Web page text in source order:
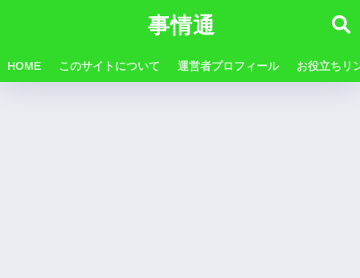
事情通
HOME このサイトについて 運営者プロフィール お役立ちリ